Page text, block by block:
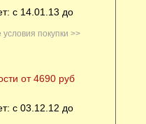
с 14.01.13 до
покупки >>
от 4690 руб
с 03.12.12 до